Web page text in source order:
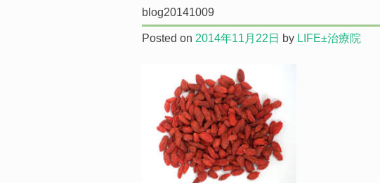
blog20141009
Posted on 2014年11月22日 by LIFE±治療院